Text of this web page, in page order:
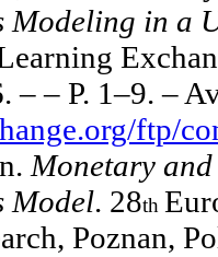
Modeling in a
– – P. 1–9. –
ftp/
Monetary
Model. 28th
Poznan,